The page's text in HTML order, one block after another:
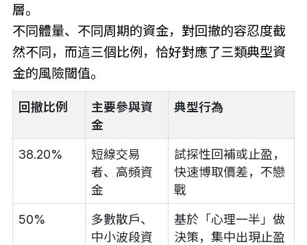
層。
不同體量、不同周期的資金，對回撤的容忍度截
然不同，而這三個比例，恰好對應了三類典型資
金的風險閾值。
回撤比例
主要參與資
金
典型行為
38.20%
短線交易
者、高頻資
金
試探性回補或止盈，
快速博取價差，不戀
戰
50%
多數散戶、
中小波段資
基於「心理一半」做
決策，集中出現止盈